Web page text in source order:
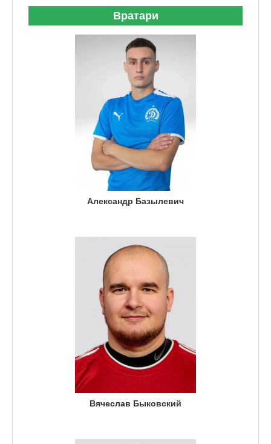
Вратари
Александр Базылевич
Вячеслав Быковский